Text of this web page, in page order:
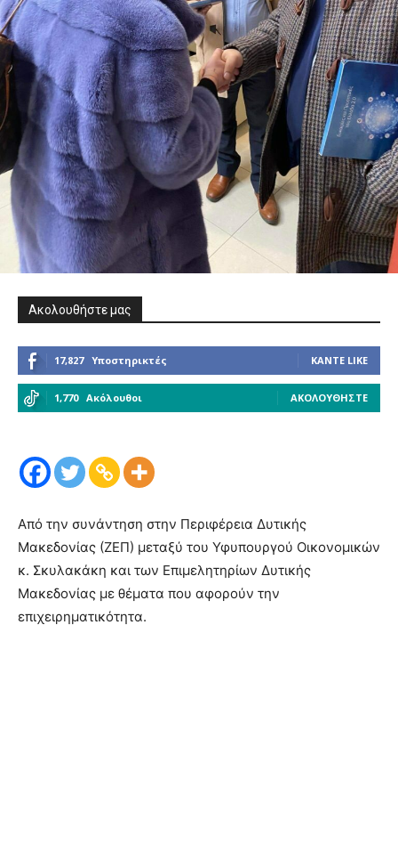
Ακολουθήστε μας
17,827 Υποστηρικτές ΚΆΝΤΕ LIKE
1,770 Ακόλουθοι ΑΚΟΛΟΥΘΉΣΤΕ
Από την συνάντηση στην Περιφέρεια Δυτικής
Μακεδονίας (ΖΕΠ) μεταξύ του Υφυπουργού Οικονομικών
κ. Σκυλακάκη και των Επιμελητηρίων Δυτικής
Μακεδονίας με θέματα που αφορούν την
επιχειρηματικότητα.